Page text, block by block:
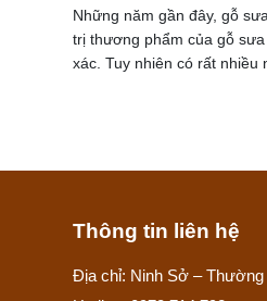
Những năm gần đây, gỗ
trị thương phẩm của gỗ
xác. Tuy nhiên có rất nhiều
Thông tin liên hệ
Địa chỉ: Ninh Sở – Thường